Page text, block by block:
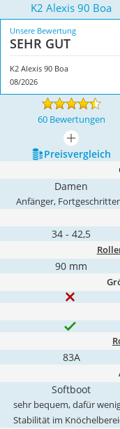
K2 Alexis 90 Boa
Unsere Bewertung
SEHR GUT
K2 Alexis 90 Boa
08/2026
60 Bewertungen
mehr
Preis­vergleich
Damen
Anfänger,
34 - 42,5
90 mm
83A
Softboot
sehr bequem, dafür
Stabilität im